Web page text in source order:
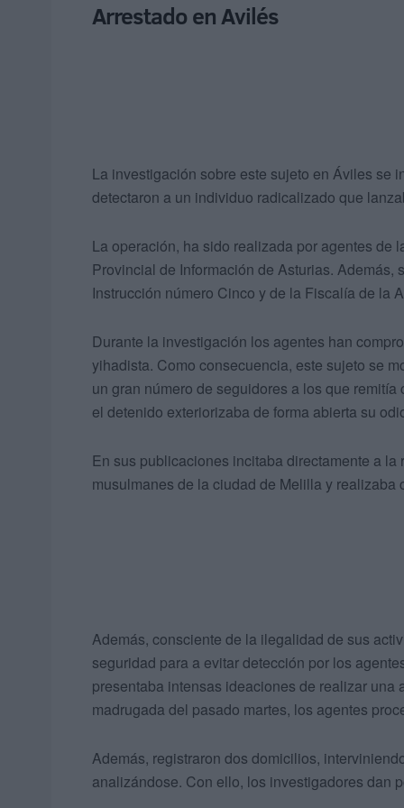
Arrestado en Avilés
La investigación sobre este sujeto en Áviles se
detectaron a un individuo radicalizado que
La operación, ha sido realizada por agentes de
Provincial de Información de Asturias.
Instrucción número Cinco y de la Fiscalía de la
Durante la investigación los agentes han
yihadista. Como consecuencia, este sujeto se
un gran número de seguidores a los que
el detenido exteriorizaba de forma abierta su
En sus publicaciones incitaba directamente a
musulmanes de la ciudad de Melilla y
Además, consciente de la ilegalidad de sus
seguridad para a evitar detección por los
presentaba intensas ideaciones de realizar una
madrugada del pasado martes, los agentes
Además, registraron dos domicilios,
analizándose. Con ello, los investigadores dan